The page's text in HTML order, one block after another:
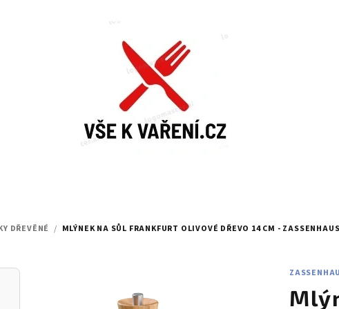
DŘEVĚNÉ / MLÝNEK NA SŮL FRANKFURT OLIVOVÉ DŘEVO 14 CM - ZASSENHAUS